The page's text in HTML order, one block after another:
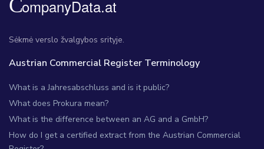
Sėkmė verslo žvalgybos srityje.
Austrian Commercial Register Terminology
What is a Jahresabschluss and is it public?
What does Prokura mean?
What is the difference between an AG and a GmbH?
How do I get a certified extract from the Austrian Commercial